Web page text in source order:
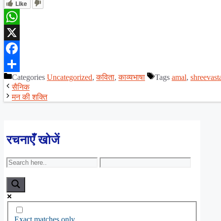
Like
WhatsApp
X
Facebook
ShareCategories Uncategorized,कविता,काव्यभाषा Tags amal,
सैनिक
मन की शक्ति
रचनाएँ खोजें
Exact matches only